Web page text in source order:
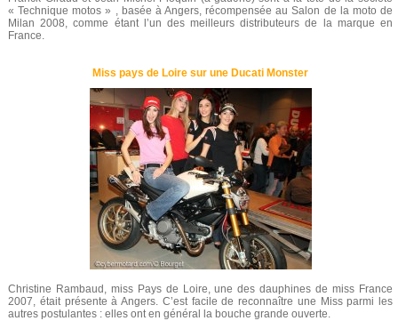
« Technique motos » , basée à Angers, récompensée au Salon de la moto de
Milan 2008, comme étant l’un des meilleurs distributeurs de la marque en
France.
Miss pays de Loire sur une Ducati Monster
Christine Rambaud, miss Pays de Loire, une des dauphines de miss France
2007, était présente à Angers. C’est facile de reconnaître une Miss parmi les
autres postulantes : elles ont en général la bouche grande ouverte.